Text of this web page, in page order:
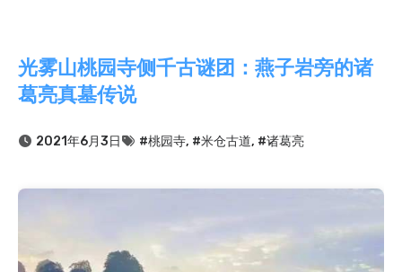
光雾山桃园寺侧千古谜团：燕子岩旁的诸
葛亮真墓传说
2021年6月3日 #桃园寺, #米仓古道, #诸葛亮